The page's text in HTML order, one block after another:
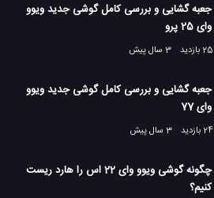
جعبه گشایی و بررسی کامل گوشی جدید ویوو
وای 25 پرو
25 بازدید
3 سال پیش
جعبه گشایی و بررسی کامل گوشی جدید ویوو
وای 77
24 بازدید
3 سال پیش
چگونه گوشی ویوو وای 22 اس را هارد ریست
کنیم؟